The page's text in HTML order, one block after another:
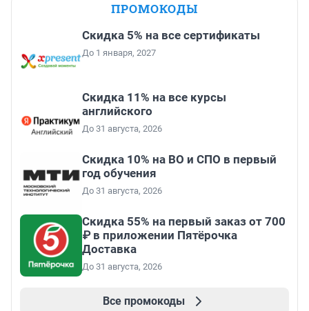
ПРОМОКОДЫ
Скидка 5% на все сертификаты
До 1 января, 2027
Скидка 11% на все курсы
английского
До 31 августа, 2026
Скидка 10% на ВО и СПО в первый
год обучения
До 31 августа, 2026
Скидка 55% на первый заказ от 700
₽ в приложении Пятёрочка
Доставка
До 31 августа, 2026
Все промокоды